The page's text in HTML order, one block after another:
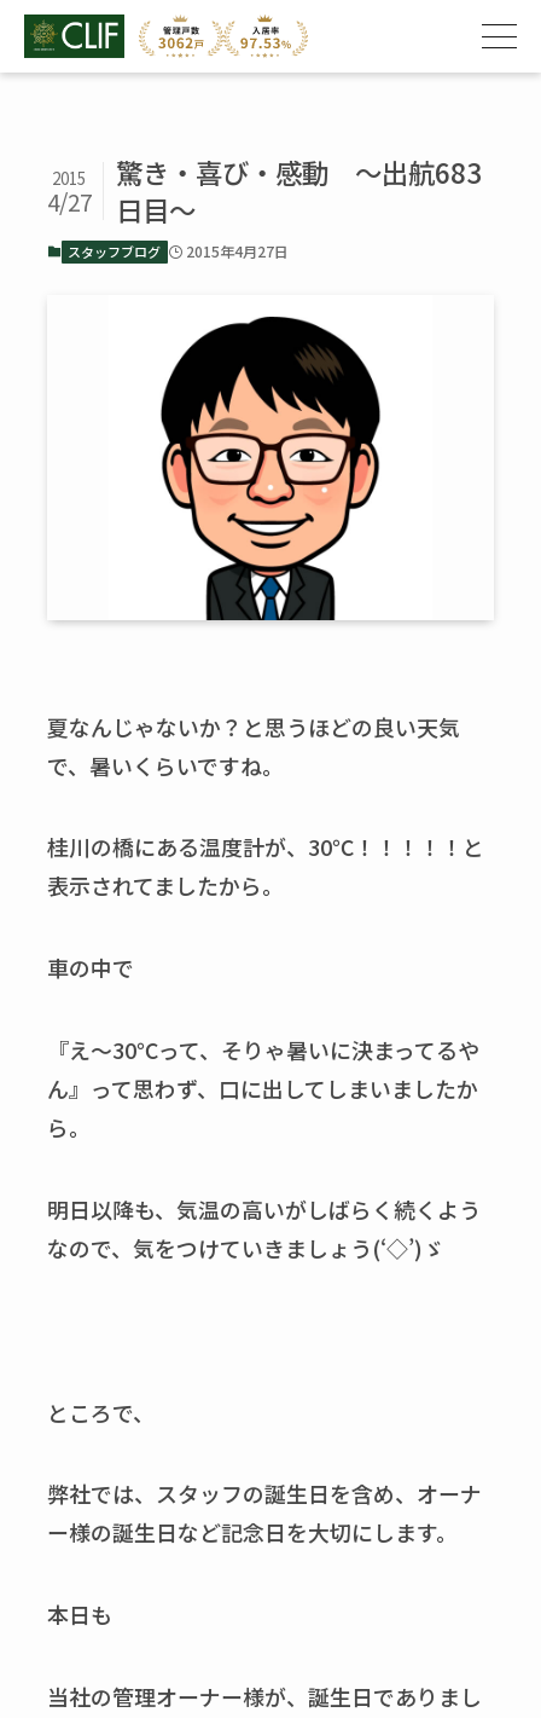
驚き・喜び・感動 ～出航683
日目～
2015
4/27
スタッフブログ 2015年4月27日
夏なんじゃないか？と思うほどの良い天気
で、暑いくらいですね。
桂川の橋にある温度計が、30℃！！！！！と
表示されてましたから。
車の中で
『え～30℃って、そりゃ暑いに決まってるや
ん』って思わず、口に出してしまいましたか
ら。
明日以降も、気温の高いがしばらく続くよう
なので、気をつけていきましょう(‘◇’)ゞ
ところで、
弊社では、スタッフの誕生日を含め、オーナ
ー様の誕生日など記念日を大切にします。
本日も
当社の管理オーナー様が、誕生日でありまし